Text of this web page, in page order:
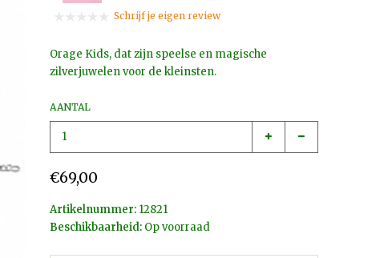
Schrijf je eigen review
Orage Kids, dat zijn speelse en magische
zilverjuwelen voor de kleinsten.
AANTAL
€69,00
Artikelnummer: 12821
Beschikbaarheid: Op voorraad